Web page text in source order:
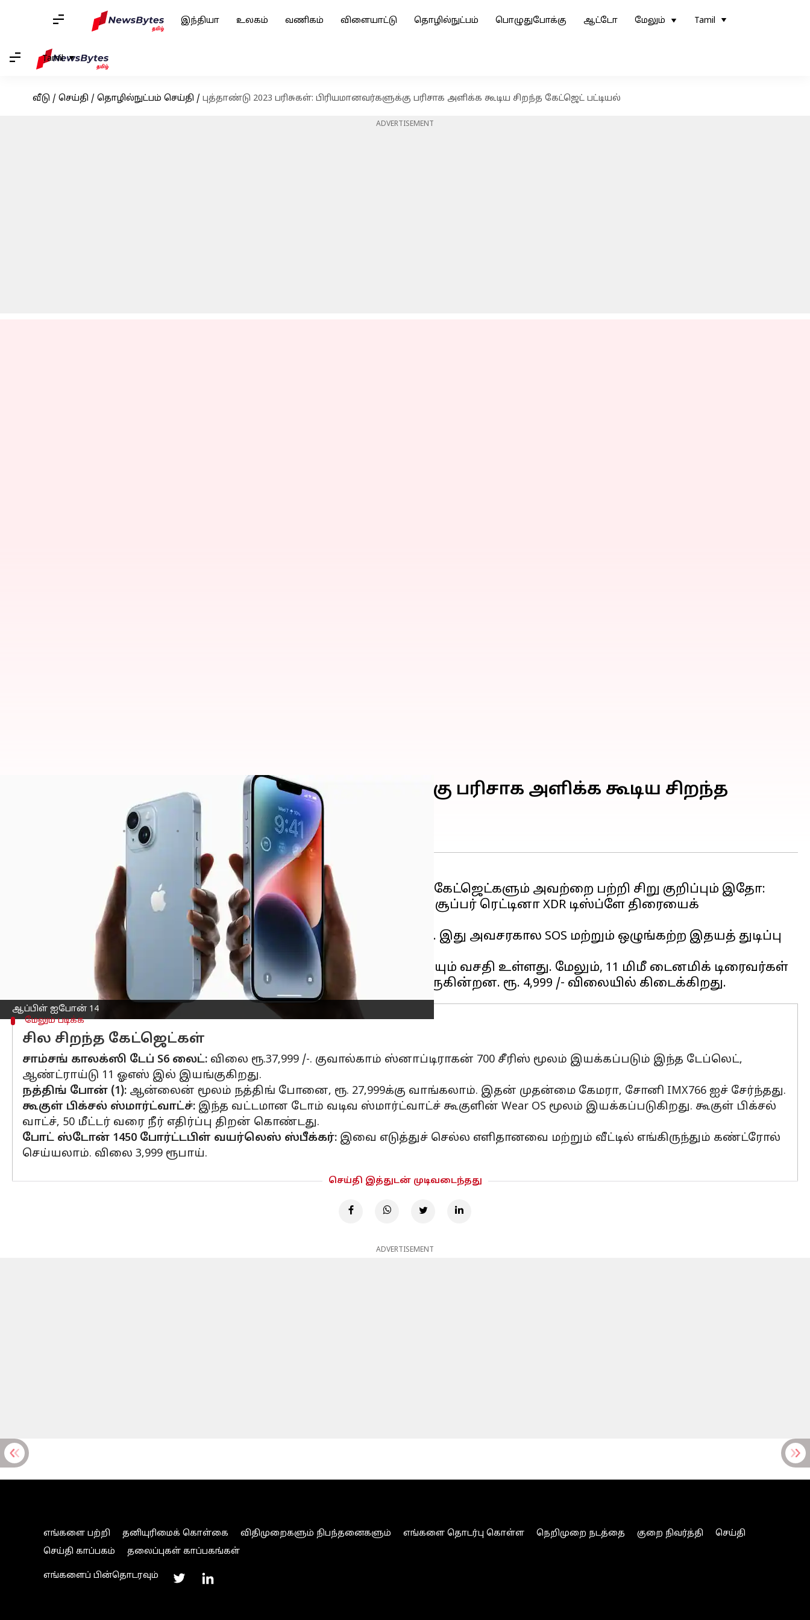
இந்தியா உலகம் வணிகம் விளையாட்டு தொழில்நுட்பம் பொழுதுபோக்கு ஆட்டோ மேலும் Tamil
Tamil
வீடு / செய்தி / தொழில்நுட்பம் செய்தி / புத்தாண்டு 2023 பரிசுகள்: பிரியமானவர்களுக்கு பரிசாக அளிக்க கூடிய சிறந்த கேட்ஜெட் பட்டியல்
ADVERTISEMENT
ஆப்பிள் ஐபோன் 14
புத்தாண்டு 2023 பரிசுகள்: பிரியமானவர்களுக்கு பரிசாக அளிக்க கூடிய சிறந்த
கேட்ஜெட் பட்டியல்
Dec 27, 2022 10:18 pm
ஆப்பிள் ஐபோன் 14 : இது 2532x1170 பிக்சல்கள் கொண்ட 6.1 இன்ச் சூப்பர் ரெட்டினா XDR டிஸ்ப்ளே திரையைக்
ஆப்பிள் வாட்ச் சீரிஸ் SE:
ஆன்லைனில், ரூ.30,900 க்கு கிடைக்கிறது. இது அவசரகால SOS மற்றும் ஒழுங்கற்ற இதயத் துடிப்பு
ஒன்பிளஸ் பட்ஸ் Z2 :
இதில் 40dB வரை வெளி சப்தத்தை ரத்துசெய்யும் வசதி உள்ளது. மேலும், 11 மிமீ டைனமிக் டிரைவர்கள்
மேலும் படிக்க
சில சிறந்த கேட்ஜெட்கள்
சாம்சங் காலக்ஸி டேப் S6 லைட்: விலை ரூ.37,999 /-. குவால்காம் ஸ்னாப்டிராகன் 700 சீரிஸ் மூலம் இயக்கப்படும் இந்த டேப்லெட்,
ஆண்ட்ராய்டு 11 ஓஎஸ் இல் இயங்குகிறது.
நத்திங் போன் (1): ஆன்லைன் மூலம் நத்திங் போனை, ரூ. 27,999க்கு வாங்கலாம். இதன் முதன்மை கேமரா, சோனி IMX766 ஐச் சேர்ந்தது.
கூகுள் பிக்சல் ஸ்மார்ட்வாட்ச்: இந்த வட்டமான டோம் வடிவ ஸ்மார்ட்வாட்ச் கூகுளின் Wear OS மூலம் இயக்கப்படுகிறது. கூகுள் பிக்சல்
வாட்ச், 50 மீட்டர் வரை நீர் எதிர்ப்பு திறன் கொண்டது.
போட் ஸ்டோன் 1450 போர்ட்டபிள் வயர்லெஸ் ஸ்பீக்கர்: இவை எடுத்துச் செல்ல எளிதானவை மற்றும் வீட்டில் எங்கிருந்தும் கண்ட்ரோல்
செய்யலாம். விலை 3,999 ரூபாய்.
செய்தி இத்துடன் முடிவடைந்தது
ADVERTISEMENT
எங்களை பற்றி தனியுரிமைக் கொள்கை விதிமுறைகளும் நிபந்தனைகளும் எங்களை தொடர்பு கொள்ள நெறிமுறை நடத்தை குறை நிவர்த்தி
செய்தி
செய்தி காப்பகம்
தலைப்புகள் காப்பகங்கள்
எங்களைப் பின்தொடரவும்